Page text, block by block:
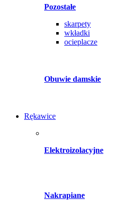
Pozostałe
skarpety
wkładki
ocieplacze
Obuwie damskie
Rękawice
Elektroizolacyjne
Nakrapiane